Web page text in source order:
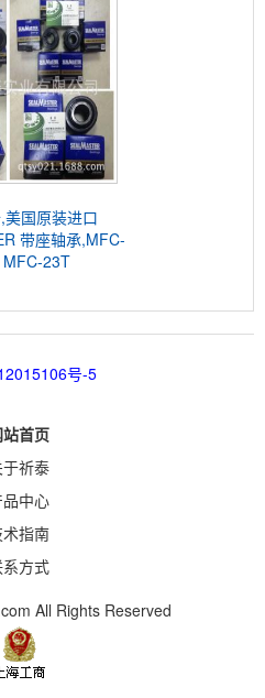
美国原装进口
带座轴承,MFC-
23T
号-5
站首页
于祈泰
品中心
指南
方式
All Rights Reserved